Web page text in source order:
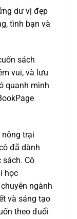
dư vị đẹp
tình bạn và
sách
vui, và lưu
quanh mình
nông trại
đã dành
sách. Cô
học
ngành
và sáng tạo
theo đuổi